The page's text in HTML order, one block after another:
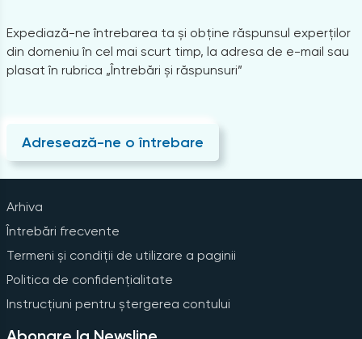
Expediază-ne întrebarea ta și obține răspunsul experților
din domeniu în cel mai scurt timp, la adresa de e-mail sau
plasat în rubrica „Întrebări și răspunsuri”
Adresează-ne o întrebare
Arhiva
Întrebări frecvente
Termeni și condiții de utilizare a paginii
Politica de confidențialitate
Instrucțiuni pentru ștergerea contului